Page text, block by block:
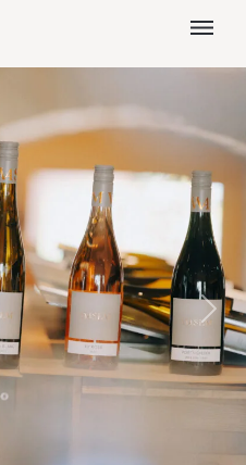
Next